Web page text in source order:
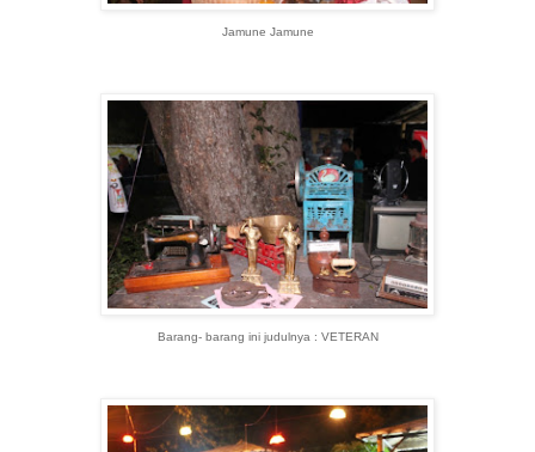
Jamune Jamune
Barang- barang ini judulnya : VETERAN